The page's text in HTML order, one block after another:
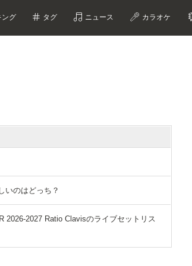
ング タグ ニュース カラオケ
いのはどっち？
2026-2027 Ratio Clavisのライブセットリス